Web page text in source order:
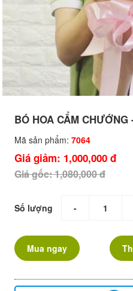
BÓ HOA CẨM
Mã sản phẩm: 7064
Giá giảm: 1,000,000 đ
Giá gốc: 1,080,000 đ
Số lượng -
Mua ngay